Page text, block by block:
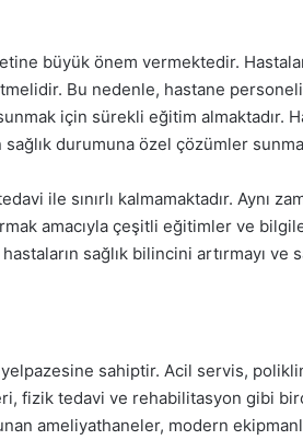
büyük önem vermektedir.
Bu nedenle, hastane
için sürekli eğitim almaktadır.
durumuna özel çözümler
ile sınırlı kalmamaktadır. Aynı
amacıyla çeşitli eğitimler ve
sağlık bilincini artırmayı ve
sahiptir. Acil servis,
fizik tedavi ve rehabilitasyon gibi
ameliyathaneler, modern